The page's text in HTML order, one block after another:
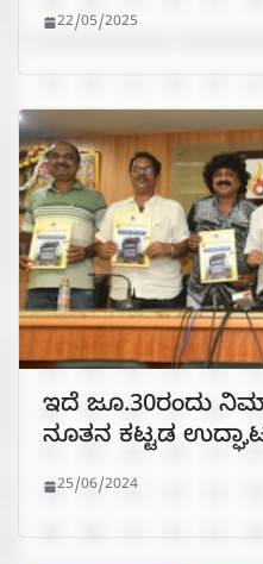
22/05/2025
ಇದೆ ಜೂ.30ರಂದು
ನೂತನ ಕಟ್ಟಡ
25/06/2024